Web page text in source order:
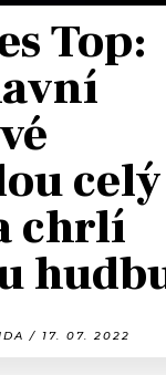
Top:
celý
chrlí
/ 17. 07. 2022